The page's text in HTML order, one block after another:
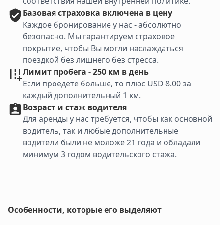
Базоваястраховка включена в цену
Каждое бронирование у нас - абсолютно
безопасно. Мы гарантируем страховое
покрытие, чтобы Вы могли наслаждаться
поездкой без лишнего без стресса.
Лимит пробега - 250 км в день
Если проедете больше, то плюс USD 8.00 за
каждый дополнительный 1 км.
Возраст и стаж водителя
Для аренды у нас требуется, чтобы как основной
водитель, так и любые дополнительные
водители были не моложе 21 года и обладали
минимум 3 годом водительского стажа.
Особенности, которые его выделяют